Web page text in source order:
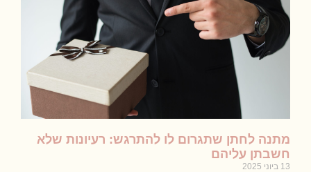
מתנה לחתן שתגרום לו להתרגש: רעיונות שלא
חשבתן עליהם
13 ביוני 2025